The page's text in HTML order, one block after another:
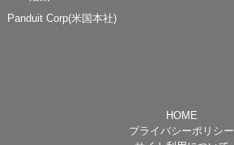
Panduit Corp(米国本社)
HOME
プライバシーポリシー